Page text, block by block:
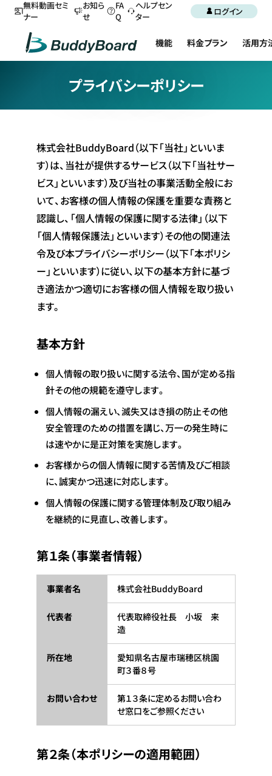
無料動画セミ
ナー
お知ら
せ
FA
Q
ヘルプセン
ター
ログイン
機能 料金プラン 活用方
プライバシーポリシー
株式会社BuddyBoard（以下「当社」といいま
す）は、当社が提供するサービス（以下「当社サー
ビス」といいます）及び当社の事業活動全般にお
いて、お客様の個人情報の保護を重要な責務と
認識し、「個人情報の保護に関する法律」（以下
「個人情報保護法」といいます）その他の関連法
令及び本プライバシーポリシー（以下「本ポリシ
ー」といいます）に従い、以下の基本方針に基づ
き適法かつ適切にお客様の個人情報を取り扱い
ます。
基本方針
個人情報の取り扱いに関する法令、国が定める指
針その他の規範を遵守します。
個人情報の漏えい、滅失又はき損の防止その他
安全管理のための措置を講じ、万一の発生時に
は速やかに是正対策を実施します。
お客様からの個人情報に関する苦情及びご相談
に、誠実かつ迅速に対応します。
個人情報の保護に関する管理体制及び取り組み
を継続的に見直し、改善します。
第１条（事業者情報）
事業者名 株式会社BuddyBoard
代表者
代表取締役社長 小坂 来
造
所在地
愛知県名古屋市瑞穂区桃園
町３番８号
お問い合わせ
第１３条に定めるお問い合わ
せ窓口をご参照ください
第２条（本ポリシーの適用範囲）